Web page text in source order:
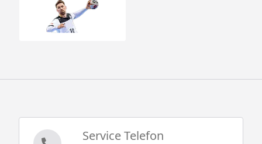
Service Telefon